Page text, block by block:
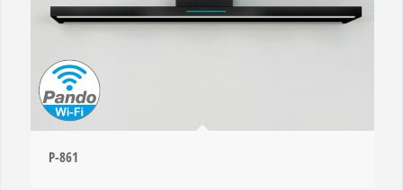
P-861